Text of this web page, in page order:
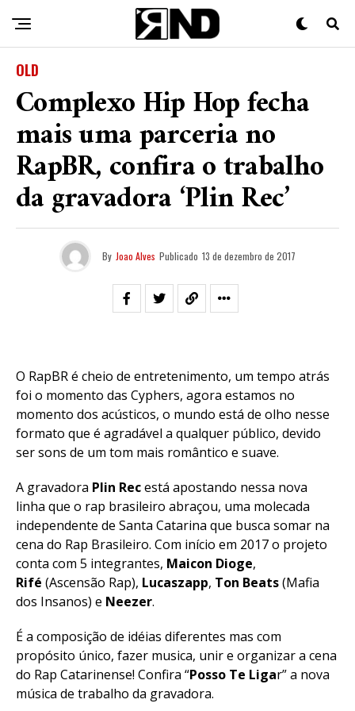
OLD
Complexo Hip Hop fecha
mais uma parceria no
RapBR, confira o trabalho
da gravadora ‘Plin Rec’
By Joao Alves Publicado 13 de dezembro de 2017
O RapBR é cheio de entretenimento, um tempo atrás
foi o momento das Cyphers, agora estamos no
momento dos acústicos, o mundo está de olho nesse
formato que é agradável a qualquer público, devido
ser sons de um tom mais romântico e suave.
A gravadora Plin Recestá apostando nessa nova
linha que o rap brasileiro abraçou, uma molecada
independente de Santa Catarina que busca somar na
cena do Rap Brasileiro. Com início em 2017 o projeto
conta com 5 integrantes, Maicon Dioge,
Rifé (Ascensão Rap), Lucaszapp, Ton Beats(Mafia
dos Insanos) e Neezer.
É a composição de idéias diferentes mas com
propósito único, fazer musica, unir e organizar a cena
do Rap Catarinense! Confira “Posso Te Ligar” a nova
música de trabalho da gravadora.